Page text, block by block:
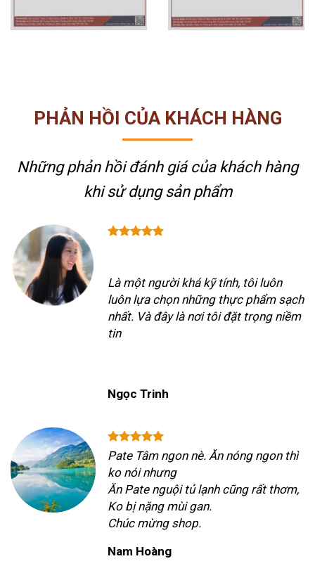
PHẢN HỒI CỦA KHÁCH HÀNG
Những phản hồi đánh giá của khách hàng
khi sử dụng sản phẩm
Là một người khá kỹ tính, tôi luôn
luôn lựa chọn những thực phẩm sạch
nhất. Và đây là nơi tôi đặt trọng niềm
tin
Ngọc Trinh
Pate Tâm ngon nè. Ăn nóng ngon thì
ko nói nhưng
Ăn Pate nguội tủ lạnh cũng rất thơm,
Ko bị nặng mùi gan.
Chúc mừng shop.
Nam Hoàng